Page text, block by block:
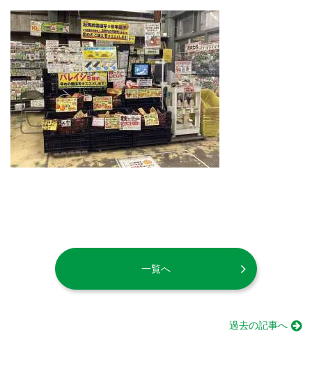
一覧へ
過去の記事へ